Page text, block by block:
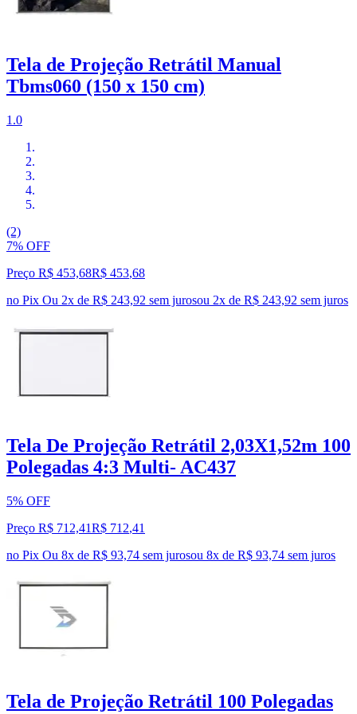
Tela de Projeção Retrátil Manual
Tbms060 (150 x 150 cm)
1.0
(2)
7% OFF
Preço R$ 453,68R$ 453,68
no Pix Ou 2x de R$ 243,92 sem jurosou 2x de R$ 243,92 sem juros
Tela De Projeção Retrátil 2,03X1,52m 100
Polegadas 4:3 Multi- AC437
5% OFF
Preço R$ 712,41R$ 712,41
no Pix Ou 8x de R$ 93,74 sem jurosou 8x de R$ 93,74 sem juros
Tela de Projeção Retrátil 100 Polegadas